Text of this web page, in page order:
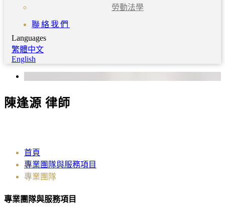
勞動法學
聯絡我們
Languages
繁體中文
English
陳逢源 律師
首頁
專業團隊與服務項目
專業團隊
專業團隊與服務項目